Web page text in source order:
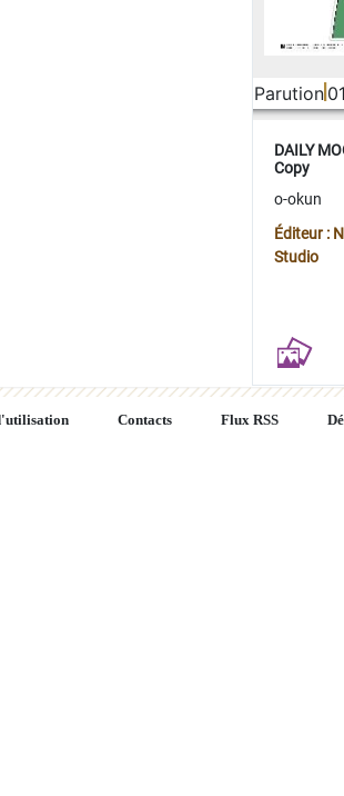
Parution
DAILY
Copy
o-okun
Éditeur :
Studio
Contacts Flux RSS